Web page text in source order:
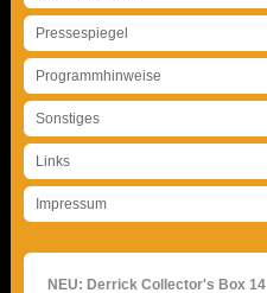
Pressespiegel
Programmhinweise
Sonstiges
Links
Impressum
NEU: Derrick Collector's Box 14